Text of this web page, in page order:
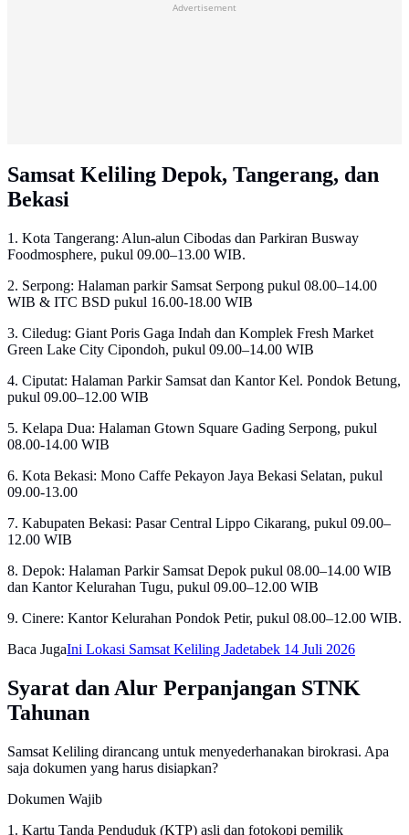
Advertisement
Samsat Keliling Depok, Tangerang, dan
Bekasi
1. Kota Tangerang: Alun-alun Cibodas dan Parkiran Busway
Foodmosphere, pukul 09.00–13.00 WIB.
2. Serpong: Halaman parkir Samsat Serpong pukul 08.00–14.00
WIB & ITC BSD pukul 16.00-18.00 WIB
3. Ciledug: Giant Poris Gaga Indah dan Komplek Fresh Market
Green Lake City Cipondoh, pukul 09.00–14.00 WIB
4. Ciputat: Halaman Parkir Samsat dan Kantor Kel. Pondok Betung,
pukul 09.00–12.00 WIB
5. Kelapa Dua: Halaman Gtown Square Gading Serpong, pukul
08.00-14.00 WIB
6. Kota Bekasi: Mono Caffe Pekayon Jaya Bekasi Selatan, pukul
09.00-13.00
7. Kabupaten Bekasi: Pasar Central Lippo Cikarang, pukul 09.00–
12.00 WIB
8. Depok: Halaman Parkir Samsat Depok pukul 08.00–14.00 WIB
dan Kantor Kelurahan Tugu, pukul 09.00–12.00 WIB
9. Cinere: Kantor Kelurahan Pondok Petir, pukul 08.00–12.00 WIB.
Baca JugaIni Lokasi Samsat Keliling Jadetabek 14 Juli 2026
Syarat dan Alur Perpanjangan STNK
Tahunan
Samsat Keliling dirancang untuk menyederhanakan birokrasi. Apa
saja dokumen yang harus disiapkan?
Dokumen Wajib
1. Kartu Tanda Penduduk (KTP) asli dan fotokopi pemilik